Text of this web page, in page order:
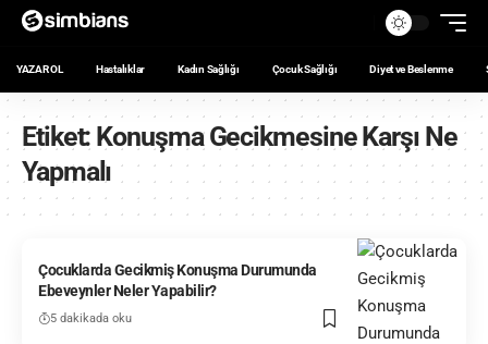
YAZAR OL Hastalıklar Kadın Sağlığı Çocuk Sağlığı Diyet ve Beslenme
Etiket: Konuşma Gecikmesine Karşı Ne
Yapmalı
Çocuklarda Gecikmiş Konuşma Durumunda
Ebeveynler Neler Yapabilir?
5 dakikada oku